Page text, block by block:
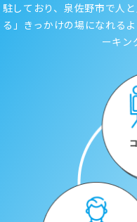
駐しており、 泉佐野市で人
る」きっかけの場になれるよ
ーキン